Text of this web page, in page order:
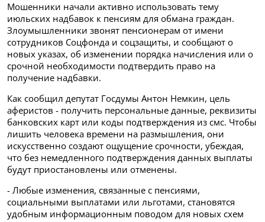
Мошенники начали активно использовать тему
июльских надбавок к пенсиям для обмана граждан.
Злоумышленники звонят пенсионерам от имени
сотрудников Соцфонда и соцзащиты, и сообщают о
новых указах, об изменении порядка начисления или о
срочной необходимости подтвердить право на
получение надбавки.
Как сообщил депутат Госдумы Антон Немкин, цель
аферистов - получить персональные данные, реквизиты
банковских карт или коды подтверждения из смс. Чтобы
лишить человека времени на размышления, они
искусственно создают ощущение срочности, убеждая,
что без немедленного подтверждения данных выплаты
будут приостановлены или отменены.
- Любые изменения, связанные с пенсиями,
социальными выплатами или льготами, становятся
удобным информационным поводом для новых схем